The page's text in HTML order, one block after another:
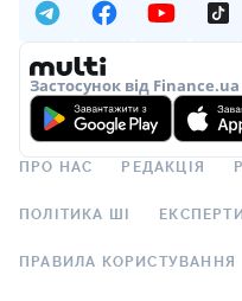
Застосунок від Finance.ua
ПРО НАС РЕДАКЦІЯ
ПОЛІТИКА ШІ ЕКСПЕРТИ
ПРАВИЛА КОРИСТУВАННЯ